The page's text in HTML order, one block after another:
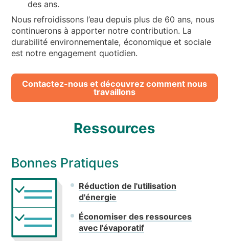
des ans.
Nous refroidissons l’eau depuis plus de 60 ans, nous
continuerons à apporter notre contribution. La
durabilité environnementale, économique et sociale
est notre engagement quotidien.
Contactez-nous et découvrez comment nous
travaillons
Ressources
Bonnes Pratiques
Réduction de l'utilisation
d'énergie
Économiser des ressources
avec l'évaporatif